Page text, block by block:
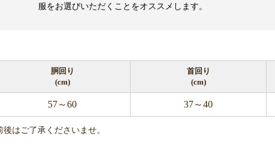
服をお選びいただくことをオススメします。
胴回り
(cm)
首回り
(cm)
57～60 37～40
はご了承くださいませ。